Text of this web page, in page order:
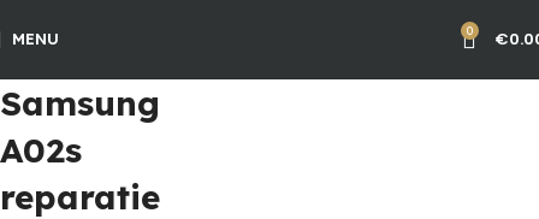
MENU 0 €
Samsung
A02s
reparatie